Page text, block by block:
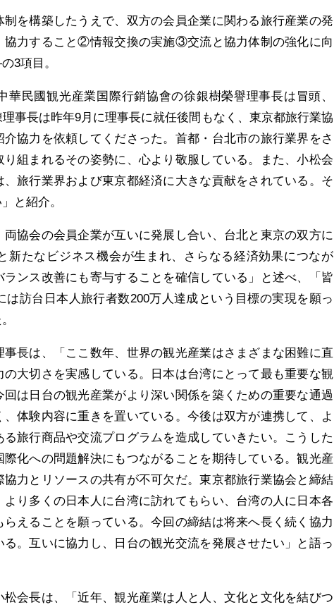
を構築したうえで、双方の会員企業に関わる旅行産業の発
協力すること②情報交換の実施③交流と協力体制の強化に向
3項目。
華民國観光産業国際行銷協會の徐銀樹榮譽理事長は冒頭、
理事長は昨年9月に理事長に就任後間もなく、東京都旅行業協
協力を依頼してくださった。首都・台北市の旅行業界をさ
組まれるその姿勢に、心より敬服している。また、小松会
旅行業界および東京都経済に大きな貢献をされている。そ
と紹介。
両協会の会員企業が互いに発展し合い、台北と東京の双方に
新たなビジネス機会が生まれ、さらなる経済効果につなが
ンス改善にも寄与することを確信している」と述べ、「皆
は訪台日本人旅行者数200万人達成という目標の実現を願っ
長は、「ここ数年、世界の観光産業はさまざまな困難に直
大切さを実感している。日本は台湾にとって最も重要な観
は日台の観光産業がより深い関係を築くための重要な通過
体験内容に重きを置いている。今後は双方が連携して、よ
旅行商品や交流プログラムを造成していきたい。こうした
化への問題解決にもつながることを期待している。観光産
力とリソースの共有が不可欠だ。東京都旅行業協会と締結
り多くの日本人に台湾に訪れてもらい、台湾の人に日本各
えることを願っている。今回の締結は将来へ長く続く協力
。互いに協力し、日台の観光交流を発展させたい」と語っ
会長は、「近年、観光産業は人と人、文化と文化を結びつ